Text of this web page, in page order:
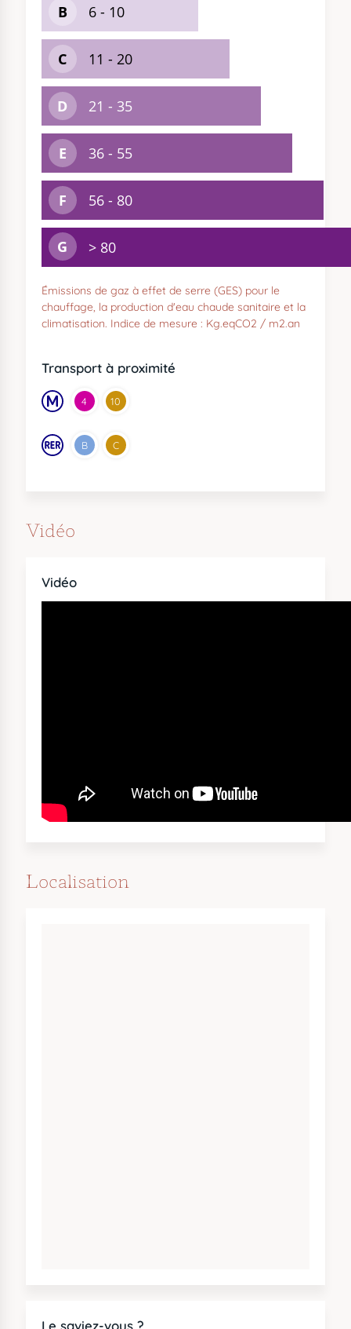
Émissions de gaz à effet de serre (GES) pour le
chauffage, la production d'eau chaude sanitaire et la
climatisation. Indice de mesure : Kg.eqCO2 / m2.an
Transport à proximité
4 10
B C
Vidéo
Vidéo
Localisation
Le saviez-vous ?